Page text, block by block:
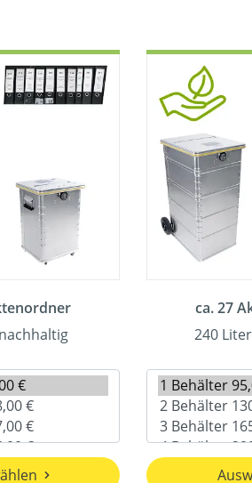
ca. 27
240